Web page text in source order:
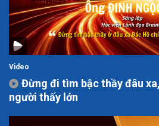
Video
Đừng đi tìm bậc thầy đâu
người thấy lớn